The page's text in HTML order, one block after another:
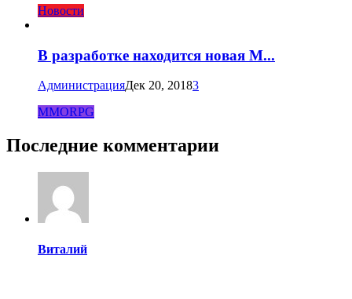
Новости
В разработке находится новая M...
АдминистрацияДек 20, 20183
MMORPG
Последние комментарии
Виталий